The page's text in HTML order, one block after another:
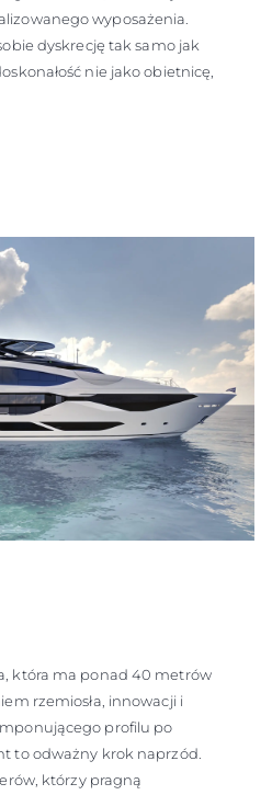
wyposażenia.
dyskrecję tak samo jak
nie jako obietnicę,
która ma ponad 40 metrów
rzemiosła, innowacji i
profilu po
to odważny krok naprzód.
którzy pragną